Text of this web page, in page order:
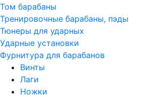
Том барабаны
Тренировочные барабаны, пэды
Тюнеры для ударных
Ударные установки
Фурнитура для барабанов
Винты
Лаги
Ножки